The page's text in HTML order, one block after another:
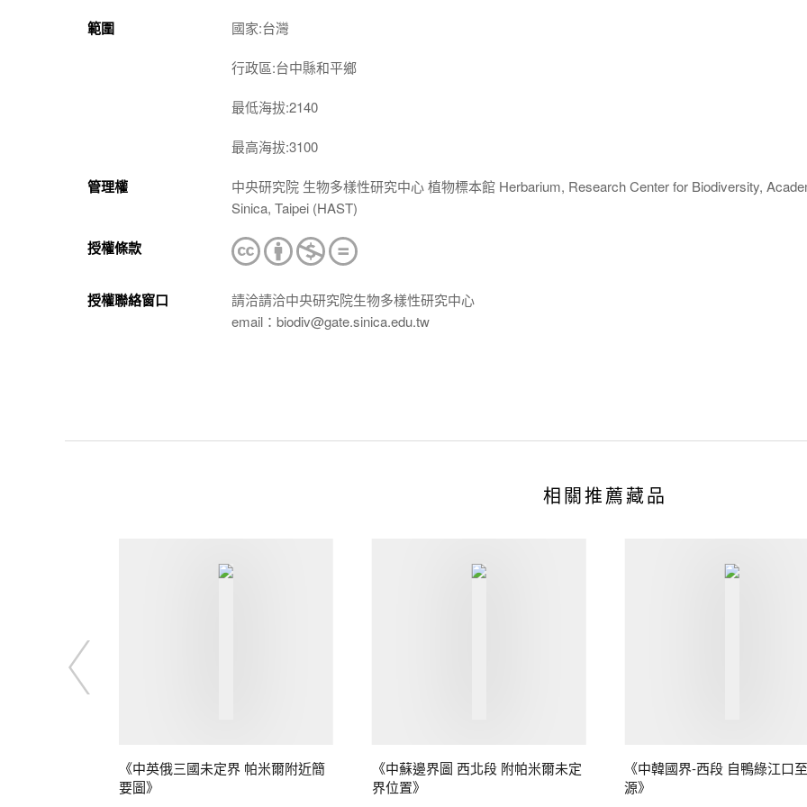
範圍 國家:台灣
行政區:台中縣和平鄉
最低海拔:2140
最高海拔:3100
管理權
中央研究院 生物多樣性研究中心 植物標本館 Herbarium, Research Center for Biodiversity,
Sinica, Taipei (HAST)
授權條款
授權聯絡窗口
請洽請洽中央研究院生物多樣性研究中心
email：biodiv@gate.sinica.edu.tw
相關推薦藏品
《中英俄三國未定界 帕米爾附近簡
要圖》
《中蘇邊界圖 西北段 附帕米爾未定
界位置》
《中韓國界-西段 自鴨綠江口
源》